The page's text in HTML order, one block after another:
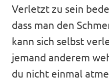
Verletzt zu sein
dass man den
kann sich selbst
jemand anderem
du nicht einmal